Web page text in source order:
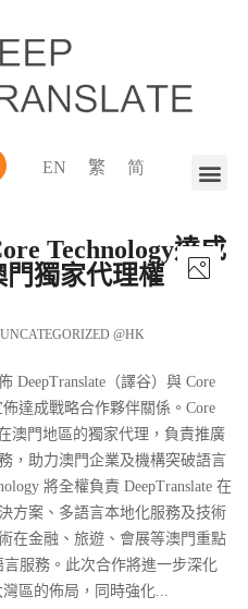
EN 繁 简
Technology達成
門獨家代理權
UNCATEGORIZED @HK
DeepTranslate（譯谷）與 Core
達成戰略合作夥伴關係。Core
澳門地區的獨家代理，負責推廣
，助力澳門企業及機構突破語言
將全權負責 DeepTranslate 在
方案、多語言本地化服務及技術
在金融、旅遊、會展等澳門重點
服務。此次合作將進一步深化
區的佈局，同時強化...